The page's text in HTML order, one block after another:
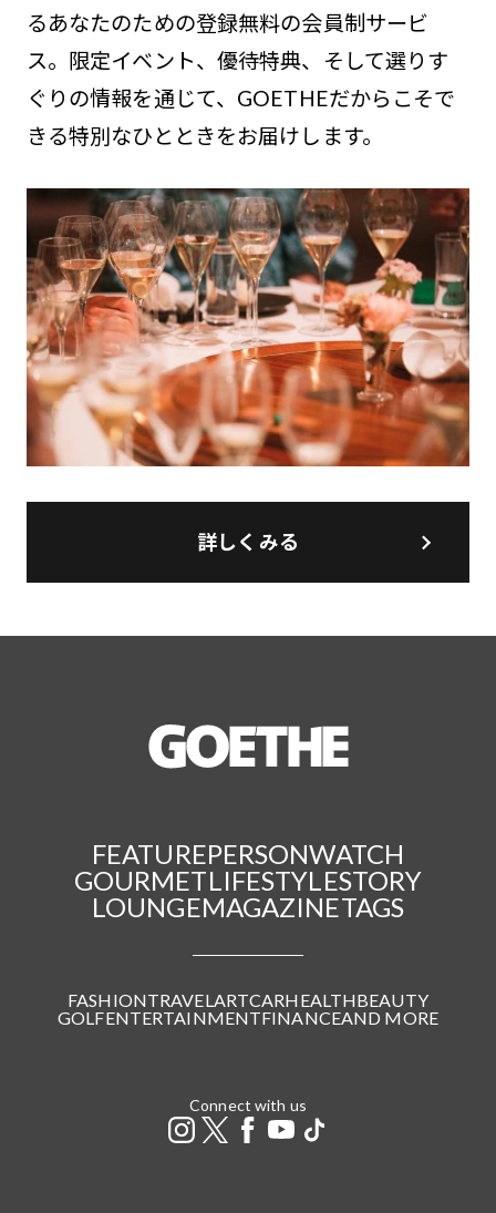
るあなたのための登録無料の会員制サービ
ス。限定イベント、優待特典、そして選りす
ぐりの情報を通じて、GOETHEだからこそで
きる特別なひとときをお届けします。
詳しくみる
FEATUREPERSONWATCH
GOURMETLIFESTYLESTORY
LOUNGEMAGAZINETAGS
FASHIONTRAVELARTCARHEALTHBEAUTY
GOLFENTERTAINMENTFINANCEAND MORE
Connect with us